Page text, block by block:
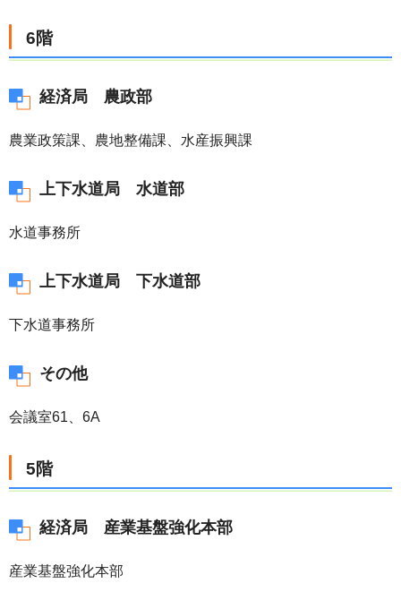
6階
経済局 農政部
農業政策課、農地整備課、水産振興課
上下水道局 水道部
水道事務所
上下水道局 下水道部
下水道事務所
その他
会議室61、6A
5階
経済局 産業基盤強化本部
産業基盤強化本部